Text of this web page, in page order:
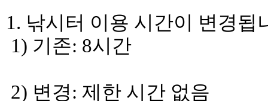
1. 낚시터 이용 시간이 변경됩
1) 기존: 8시간
2) 변경: 제한 시간 없음